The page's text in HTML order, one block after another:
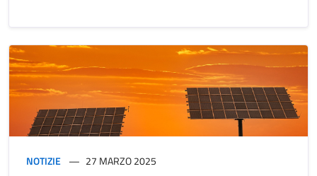
NOTIZIE 27 MARZO 2025